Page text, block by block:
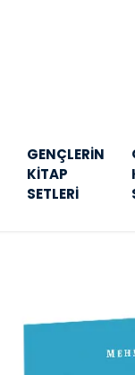
GENÇLERİN
KİTAP
SETLERİ